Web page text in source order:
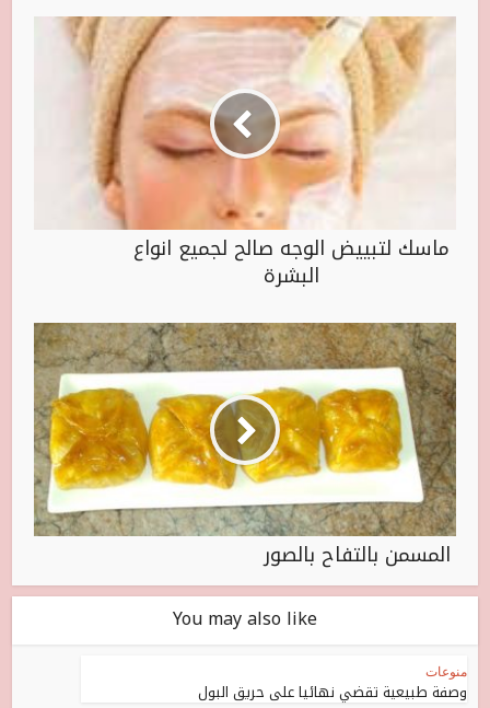
ماسك لتبييض الوجه صالح لجميع انواع
البشرة
المسمن بالتفاح بالصور
You may also like
منوعات
وصفة طبيعية تقضي نهائيا على حريق البول